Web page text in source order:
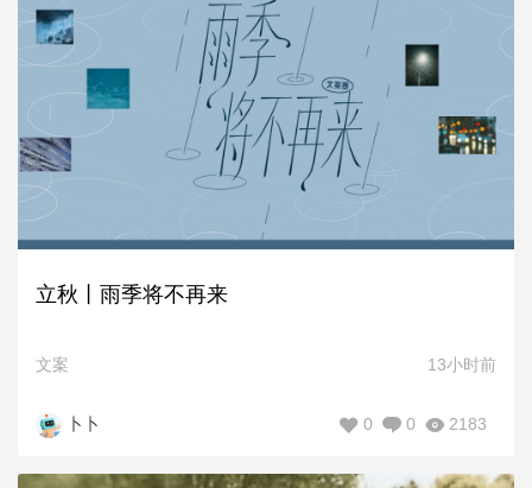
立秋丨雨季将不再来
文案 13小时前
卜卜 2183
0
0